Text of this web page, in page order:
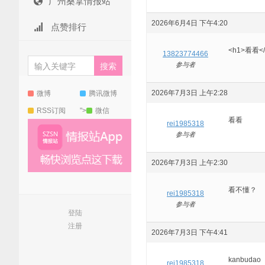
点赞排行
微博 腾讯微博
RSS订阅 "> 微信
登陆
注册
2026年6月4日 下午4:20
13823774466
参与者
<h1>看看
2026年7月3日 上午2:28
rei1985318
参与者
看看
2026年7月3日 上午2:30
rei1985318
参与者
看不懂？
2026年7月3日 下午4:41
rei1985318 kanbudao